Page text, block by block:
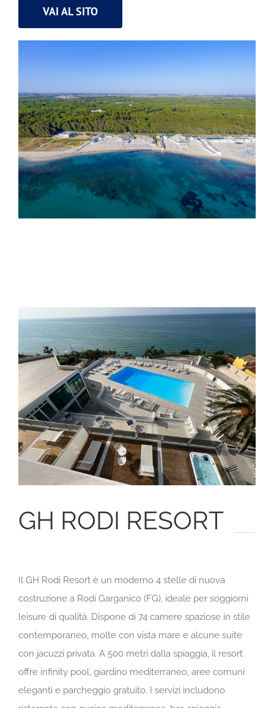
VAI AL SITO
GH RODI RESORT
Il GH Rodi Resort è un moderno 4 stelle di nuova
costruzione a Rodi Garganico (FG), ideale per soggiorni
leisure di qualità. Dispone di 74 camere spaziose in stile
contemporaneo, molte con vista mare e alcune suite
con jacuzzi privata. A 500 metri dalla spiaggia, il resort
offre infinity pool, giardino mediterraneo, aree comuni
eleganti e parcheggio gratuito. I servizi includono